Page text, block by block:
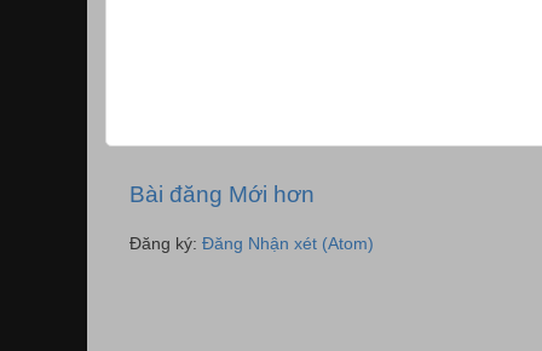
Bài đăng Mới hơn
Đăng ký: Đăng Nhận xét (Atom)